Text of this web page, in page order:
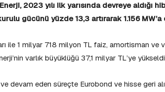
2023 yılı ilk yarısında devreye aldığı
gücünü yüzde 13,3 artırarak 1.156 MW’a
ile 1 milyar 718 milyon TL faiz, amortisman ve
varlık büyüklüğü 37,1 milyar TL’ye
ve devam eden süreçte Eurobond ve hisse geri